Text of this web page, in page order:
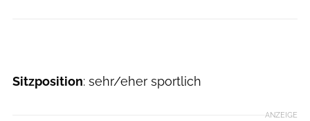
Sitzposition: sehr/eher sportlich
ANZEIGE